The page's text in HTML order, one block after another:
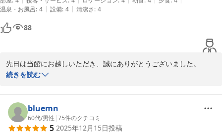
2025-12-09
温泉・お風呂: 4 | 設備: 4 | 清潔さ: 4
88
先日は当館にお越しいただき、誠にありがとうございました。
いろいろと行き届かないところが多かったようで申し訳ございませ
不便な場所ゆえのご送迎ですが楽しんでいただけたようで幸いで
す。
お料理・ご接客など、お言葉とご評価を胸により一層励ませていた
だきます。
続きを読む
bluemn
60代/男性 |75件のクチコミ
5 2025年12月15日投稿